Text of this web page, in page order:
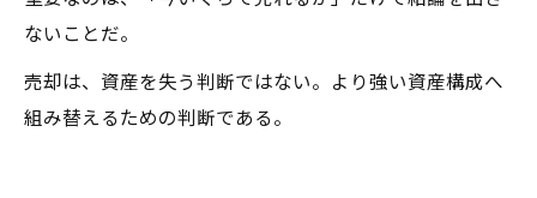
ないことだ。
売却は、資産を失う判断ではない。より強い資産構成へ
組み替えるための判断である。